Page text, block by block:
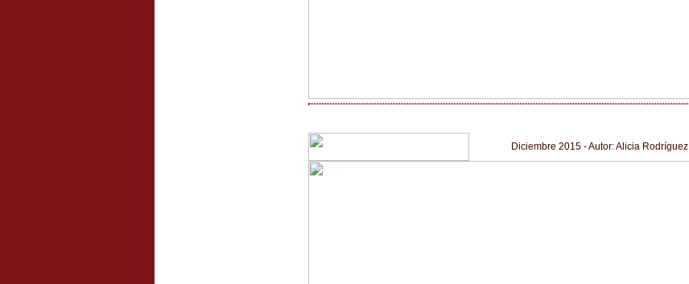
Diciembre 2015 - Autor: Alicia Rodríguez